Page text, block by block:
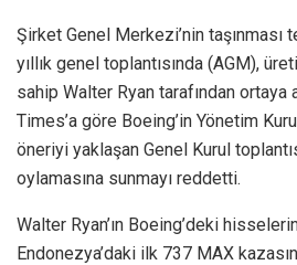
Şirket Genel Merkezi’nin taşınması
yıllık genel toplantısında (AGM),
sahip Walter Ryan tarafından ortaya
Times’a göre Boeing’in Yönetim
öneriyi yaklaşan Genel Kurul
oylamasına sunmayı reddetti.
Walter Ryan’ın Boeing’deki
Endonezya’daki ilk 737 MAX